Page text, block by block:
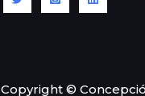
Copyright ©